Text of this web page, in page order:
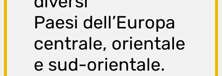
Paesi dell’Europa
centrale, orientale
e sud-orientale.